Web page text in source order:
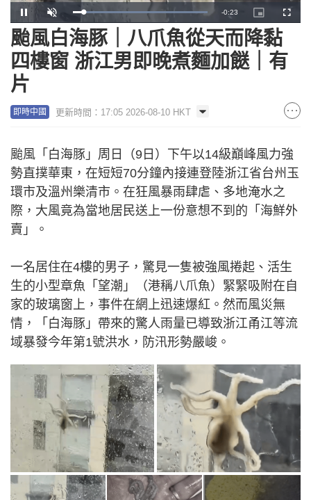
Pause Unmute Loaded:
100.00%
Remaining
Time
-0:22
Picture-
in-
Picture
颱風白海豚｜八爪魚從天而降黏
四樓窗 浙江男即晚煮麵加餸｜有
片
即時中國 更新時間：17:05 2026-08-10 HKT
颱風「白海豚」周日（9日）下午以14級巔峰風力強
勢直撲華東，在短短70分鐘內接連登陸浙江省台州玉
環市及溫州樂清市。在狂風暴雨肆虐、多地淹水之
際，大風竟為當地居民送上一份意想不到的「海鮮外
賣」。
一名居住在4樓的男子，驚見一隻被強風捲起、活生
生的小型章魚「望潮」（港稱八爪魚）緊緊吸附在自
家的玻璃窗上，事件在網上迅速爆紅。然而風災無
情，「白海豚」帶來的驚人雨量已導致浙江甬江等流
域暴發今年第1號洪水，防汛形勢嚴峻。